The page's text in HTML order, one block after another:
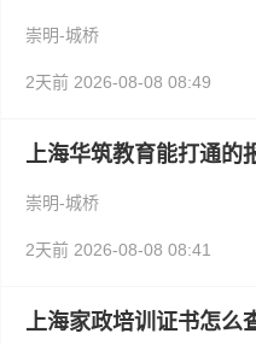
崇明-城桥
2天前 2026-08-08 08:49
上海华筑教育能打通的
崇明-城桥
2天前 2026-08-08 08:41
上海家政培训证书怎么